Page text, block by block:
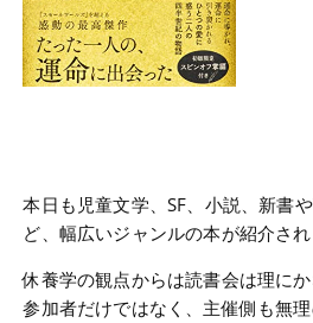
本日も児童文学、SF、小説、新書
ど、幅広いジャンルの本が紹介さ
休養学の観点からは読書会は理にか
参加者だけではなく、主催側も無